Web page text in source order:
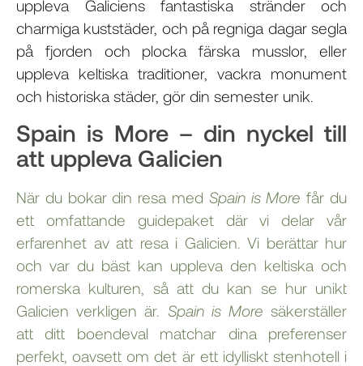
uppleva Galiciens fantastiska stränder och
charmiga kuststäder, och på regniga dagar segla
på fjorden och plocka färska musslor, eller
uppleva keltiska traditioner, vackra monument
och historiska städer, gör din semester unik.
Spain is More – din nyckel till
att uppleva Galicien
När du bokar din resa med Spain is More får du
ett omfattande guidepaket där vi delar vår
erfarenhet av att resa i Galicien. Vi berättar hur
och var du bäst kan uppleva den keltiska och
romerska kulturen, så att du kan se hur unikt
Galicien verkligen är. Spain is More säkerställer
att ditt boendeval matchar dina preferenser
perfekt, oavsett om det är ett idylliskt stenhotell i